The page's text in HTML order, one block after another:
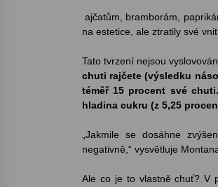
Za kulturou
13. 7.
ajčatům, bramborám,
na estetice, ale ztratily své
Tato tvrzení nejsou
chuti rajčete (výsledku
téměř 15 procent své
hladina cukru (z 5,25
„Jakmile se dosáhne
negativně,“ vysvětluje
Ale co je to vlastně chuť? V